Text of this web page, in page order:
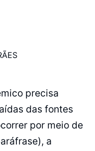
precisa
das fontes
por meio de
a